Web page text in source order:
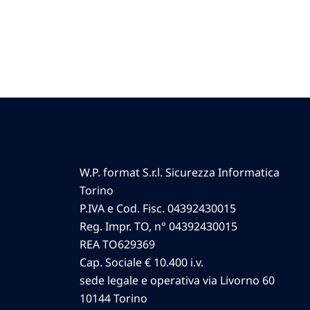
W.P. format S.r.l. Sicurezza Informatica
Torino
P.IVA e Cod. Fisc. 04392430015
Reg. Impr. TO, n° 04392430015
REA TO629369
Cap. Sociale € 10.400 i.v.
sede legale e operativa via Livorno 60
10144 Torino